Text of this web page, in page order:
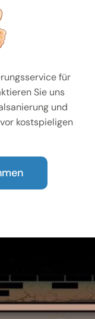
für
Sie uns
und
kostspieligen